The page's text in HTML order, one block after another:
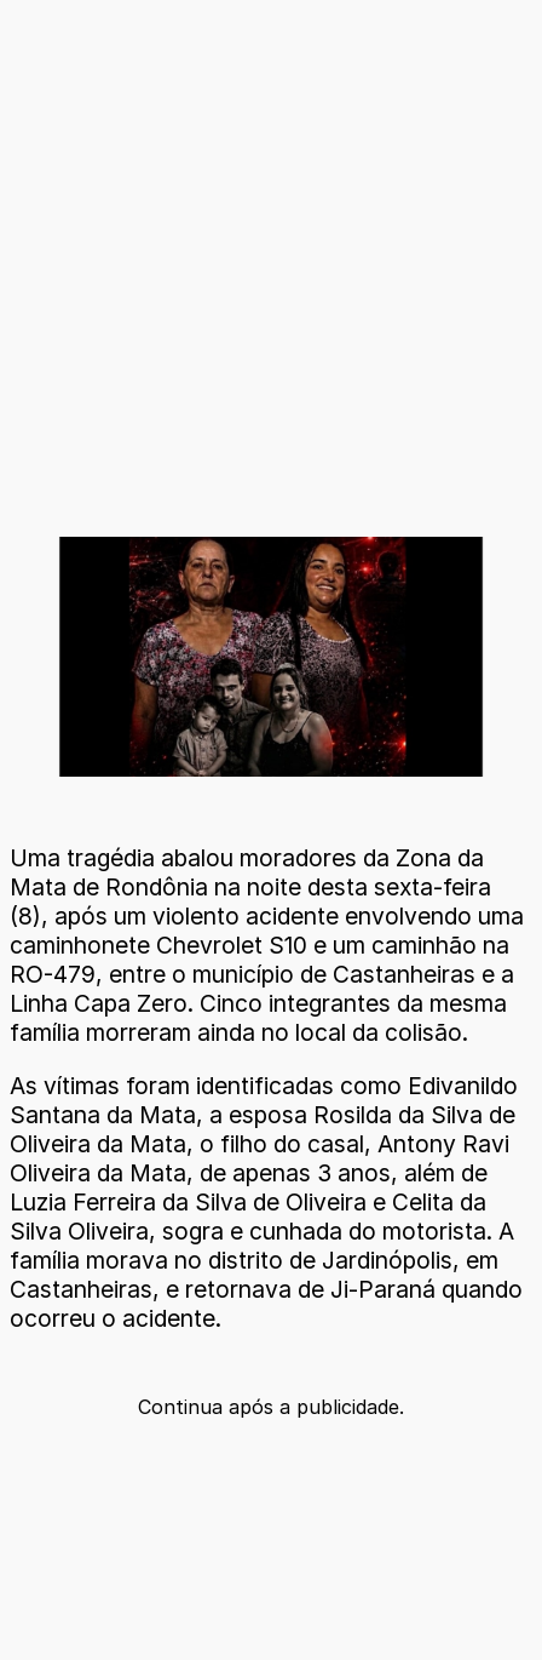
Uma tragédia abalou moradores da Zona da
Mata de Rondônia na noite desta sexta-feira
(8), após um violento acidente envolvendo uma
caminhonete Chevrolet S10 e um caminhão na
RO-479, entre o município de Castanheiras e a
Linha Capa Zero. Cinco integrantes da mesma
família morreram ainda no local da colisão.
As vítimas foram identificadas como Edivanildo
Santana da Mata, a esposa Rosilda da Silva de
Oliveira da Mata, o filho do casal, Antony Ravi
Oliveira da Mata, de apenas 3 anos, além de
Luzia Ferreira da Silva de Oliveira e Celita da
Silva Oliveira, sogra e cunhada do motorista. A
família morava no distrito de Jardinópolis, em
Castanheiras, e retornava de Ji-Paraná quando
ocorreu o acidente.
Continua após a publicidade.